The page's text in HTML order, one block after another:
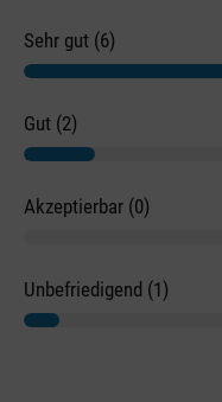
Sehr gut (6)
Gut (2)
Akzeptierbar (0)
Unbefriedigend (1)